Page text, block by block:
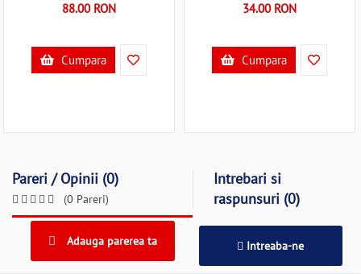
88.00 RON
Cumpara
34.00 RON
Cumpara
Pareri / Opinii (0)
(0 Pareri)
Intrebari si
raspunsuri (0)
Adauga parerea ta Intreaba-ne